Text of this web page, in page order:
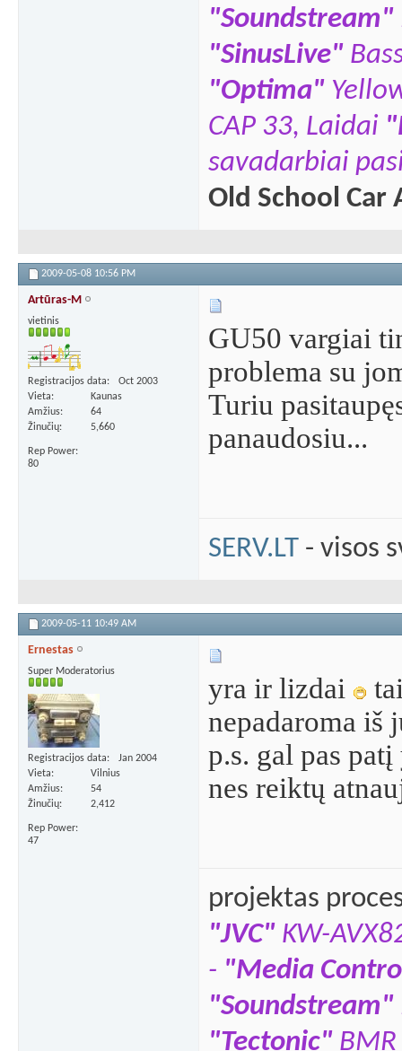
"Soundstream"
"SinusLive"
"Optima"
CAP 33, Laidai
savadarbiai
Old School Car
2009-05-08 10:56 PM
Artūras-M
vietinis
Registracijos data
Oct 2003
Vieta
Kaunas
Amžius
64
Žinučių
5,660
Rep Power
80
GU50 vargiai
problema su
Turiu
panaudosiu...
SERV.LT - visos
2009-05-11 10:49 AM
Ernestas
Super Moderatorius
Registracijos data
Jan 2004
Vieta
Vilnius
Amžius
54
Žinučių
2,412
Rep Power
47
yra ir lizdai
nepadaroma iš
p.s. gal pas
nes reiktų
projektas
"JVC" KW-
- "Media
"Soundstream"
"Tectonic"